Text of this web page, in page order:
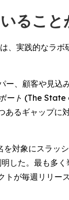
ること
実践的なラ
、顧客や見込
ート (The
るギャップ
対象にスラッ
した。最も多
が毎週リリー